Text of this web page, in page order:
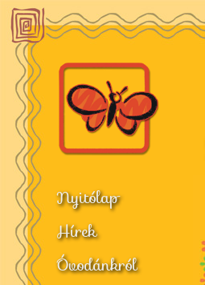
Nyitólap
Hírek
Óvodánkról